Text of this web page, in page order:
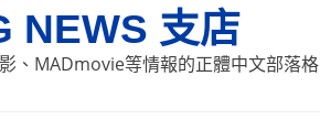
NEWS 支店
、MADmovie等情報的正體中文部落格